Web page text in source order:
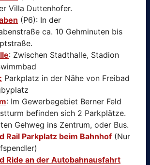
Villa Duttenhofer.
(P6): In der
ca. 10 Gehminuten bis
: Zwischen Stadthalle, Stadion
Parkplatz in der Nähe von Freibad
: Im Gewerbegebiet Berner Feld
befinden sich 2 Parkplätze.
Gehweg ins Zentrum, oder Bus.
Rail Parkplatz beim Bahnhof (Nur
Ride an der Autobahnausfahrt